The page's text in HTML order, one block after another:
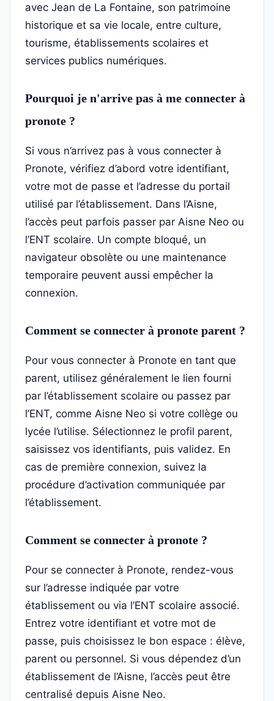
avec Jean de La Fontaine, son patrimoine
historique et sa vie locale, entre culture,
tourisme, établissements scolaires et
services publics numériques.
Pourquoi je n'arrive pas à me connecter à
pronote ?
Si vous n’arrivez pas à vous connecter à
Pronote, vérifiez d’abord votre identifiant,
votre mot de passe et l’adresse du portail
utilisé par l’établissement. Dans l’Aisne,
l’accès peut parfois passer par Aisne Neo ou
l’ENT scolaire. Un compte bloqué, un
navigateur obsolète ou une maintenance
temporaire peuvent aussi empêcher la
connexion.
Comment se connecter à pronote parent ?
Pour vous connecter à Pronote en tant que
parent, utilisez généralement le lien fourni
par l’établissement scolaire ou passez par
l’ENT, comme Aisne Neo si votre collège ou
lycée l’utilise. Sélectionnez le profil parent,
saisissez vos identifiants, puis validez. En
cas de première connexion, suivez la
procédure d’activation communiquée par
l’établissement.
Comment se connecter à pronote ?
Pour se connecter à Pronote, rendez-vous
sur l’adresse indiquée par votre
établissement ou via l’ENT scolaire associé.
Entrez votre identifiant et votre mot de
passe, puis choisissez le bon espace : élève,
parent ou personnel. Si vous dépendez d’un
établissement de l’Aisne, l’accès peut être
centralisé depuis Aisne Neo.